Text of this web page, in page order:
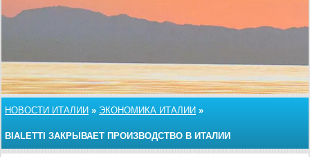
НОВОСТИ ИТАЛИИ » ЭКОНОМИКА ИТАЛИИ »
BIALETTI ЗАКРЫВАЕТ ПРОИЗВОДСТВО В ИТАЛИИ